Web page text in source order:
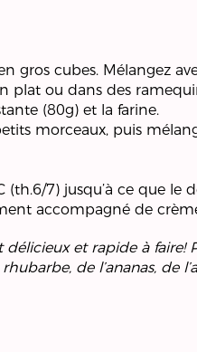
gros cubes. Mélangez
plat ou dans des
(80g) et la farine.
morceaux, puis
7) jusqu’à ce que le
accompagné de
délicieux et rapide à
de l’ananas, de